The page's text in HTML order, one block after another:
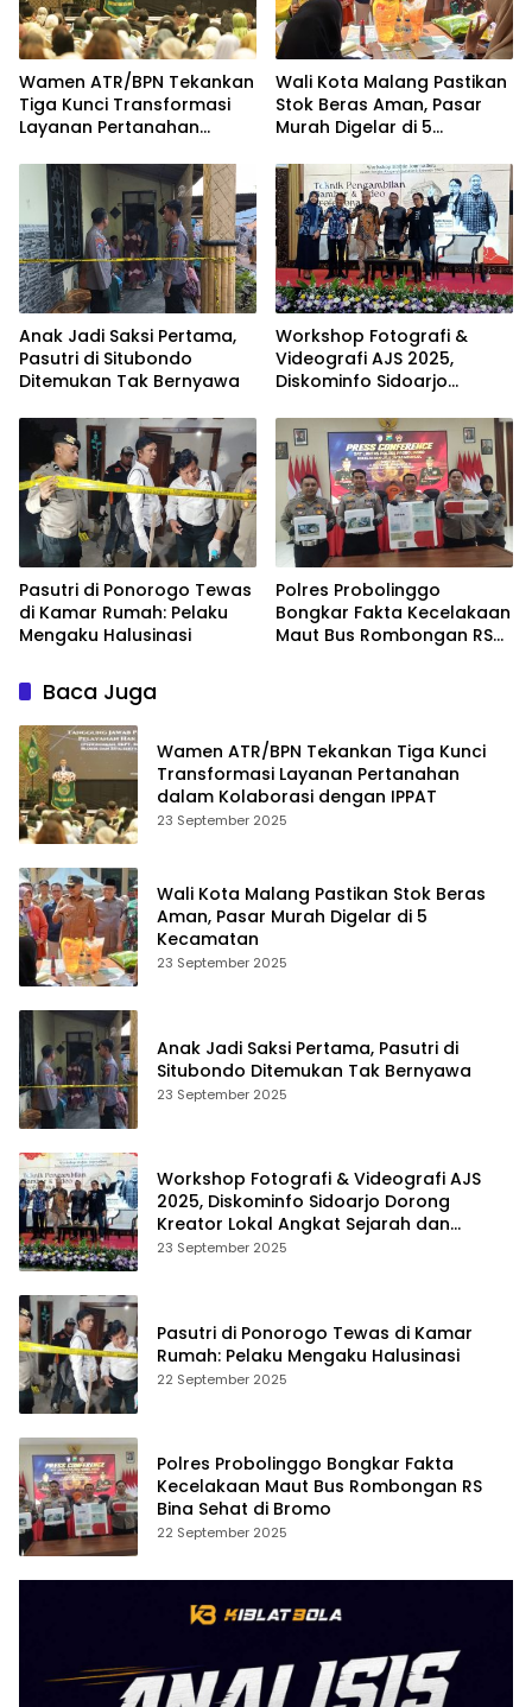
Wamen ATR/BPN Tekankan
Tiga Kunci Transformasi
Layanan Pertanahan
IPPAT
Wali Kota Malang Pastikan
Stok Beras Aman, Pasar
Murah Digelar di 5
Anak Jadi Saksi Pertama,
Pasutri di Situbondo
Ditemukan Tak Bernyawa
Workshop Fotografi &
Videografi AJS 2025,
Diskominfo Sidoarjo
Angkat Sejarah dan
Budaya
Pasutri di Ponorogo Tewas
di Kamar Rumah: Pelaku
Mengaku Halusinasi
Polres Probolinggo
Bongkar Fakta Kecelakaan
Maut Bus Rombongan RS
Baca Juga
Wamen ATR/BPN Tekankan Tiga Kunci
Transformasi Layanan Pertanahan
dalam Kolaborasi dengan IPPAT
23 September 2025
Wali Kota Malang Pastikan Stok Beras
Aman, Pasar Murah Digelar di 5
Kecamatan
23 September 2025
Anak Jadi Saksi Pertama, Pasutri di
Situbondo Ditemukan Tak Bernyawa
23 September 2025
Workshop Fotografi & Videografi AJS
2025, Diskominfo Sidoarjo Dorong
Kreator Lokal Angkat Sejarah dan
Budaya
23 September 2025
Pasutri di Ponorogo Tewas di Kamar
Rumah: Pelaku Mengaku Halusinasi
22 September 2025
Polres Probolinggo Bongkar Fakta
Kecelakaan Maut Bus Rombongan RS
Bina Sehat di Bromo
22 September 2025